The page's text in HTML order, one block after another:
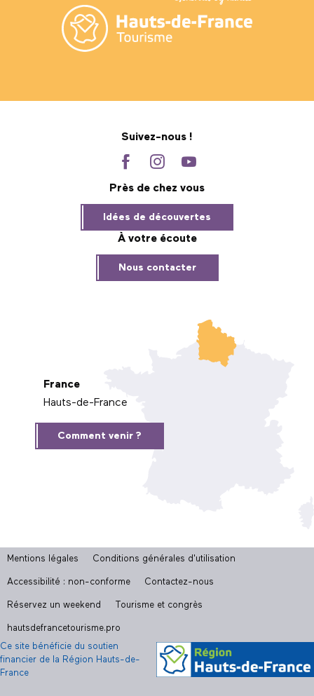
Suivez-nous !
Près de chez vous
Idées de découvertes
À votre écoute
Nous contacter
France
Hauts-de-France
Comment venir ?
Mentions légales Conditions générales d'utilisation
Accessibilité : non-conforme Contactez-nous
Réservez un weekend Tourisme et congrès
hautsdefrancetourisme.pro
Ce site bénéficie du soutien
financier de la Région Hauts-de-
France